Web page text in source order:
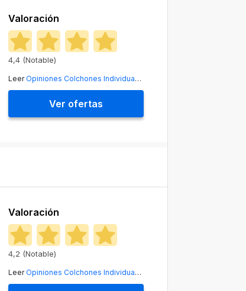
Valoración
4,4 (Notable)
LeerOpiniones Colchones Individuales Intex
Ver ofertas
Valoración
4,2 (Notable)
LeerOpiniones Colchones Individuales Linenspa